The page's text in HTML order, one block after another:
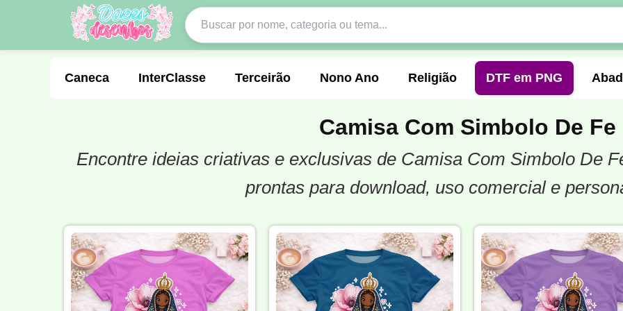
Caneca InterClasse Terceirão Nono Ano Religião DTF em PNG
Molde de Costura Professora Fonte Formandos Profissão Festa Junina
Natalina Agro Uniforme
Motocross Ciclismo Nail Designer Pedagogia Biologia Geografia
Língua Portuguesa
Camisa Com Simbolo De Fe
Encontre ideias criativas e exclusivas de Camisa Com Simbolo De
prontas para download, uso comercial e